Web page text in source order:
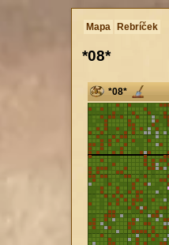
Mapa Rebríček
*08*
*08*